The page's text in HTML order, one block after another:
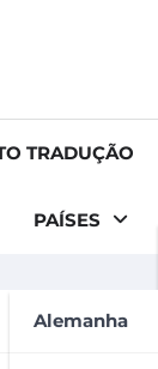
TRADUÇÃO
PAÍSES
Alemanha